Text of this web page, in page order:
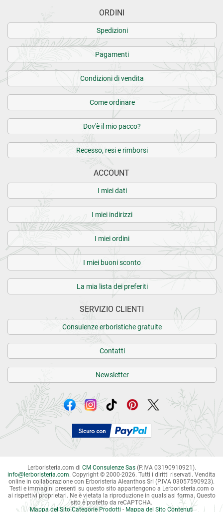
ORDINI
Spedizioni
Pagamenti
Condizioni di vendita
Come ordinare
Dov'è il mio pacco?
Recesso, resi e rimborsi
ACCOUNT
I miei dati
I miei indirizzi
I miei ordini
I miei buoni sconto
La mia lista dei preferiti
SERVIZIO CLIENTI
Consulenze erboristiche gratuite
Contatti
Newsletter
Lerboristeria.com di CM Consulenze Sas(P.IVA 03190910921).
info@lerboristeria.com. Copyright © 2000-2026. Tutti i diritti riservati. Vendita
online in collaborazione con Erboristeria Aleanthos Srl (P.IVA 03057590923).
Testi e immagini presenti su questo sito appartengono a Lerboristeria.com o
ai rispettivi proprietari. Ne è vietata la riproduzione in qualsiasi forma. Questo
sito è protetto da reCAPTCHA.
Mappa del Sito Categorie Prodotti - Mappa del Sito Contenuti